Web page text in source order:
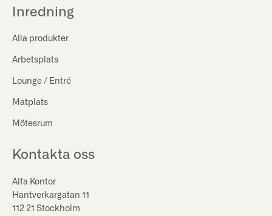
Inredning
Alla produkter
Arbetsplats
Lounge / Entré
Matplats
Mötesrum
Kontakta oss
Alfa Kontor
Hantverkargatan 11
112 21 Stockholm